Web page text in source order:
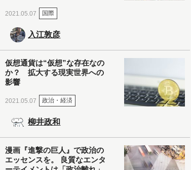
2021.05.07 国際
入江敦彦
仮想通貨は“仮想”な存在なの
か？ 拡大する現実世界への
影響
2021.05.07 政治・経済
柳井政和
漫画『進撃の巨人』で政治の
エッセンスを。 良質なエンタ